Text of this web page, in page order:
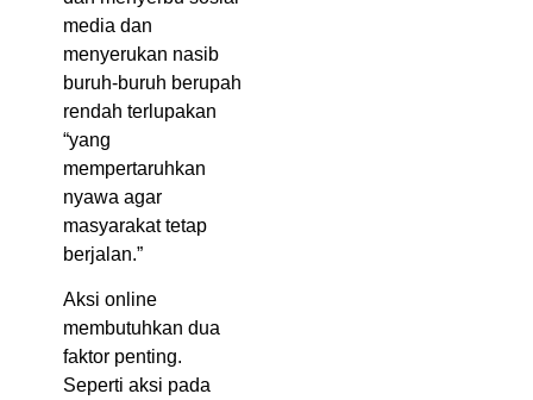
media dan
menyerukan nasib
buruh-buruh berupah
rendah terlupakan
“yang
mempertaruhkan
nyawa agar
masyarakat tetap
berjalan.”
Aksi online
membutuhkan dua
faktor penting.
Seperti aksi pada